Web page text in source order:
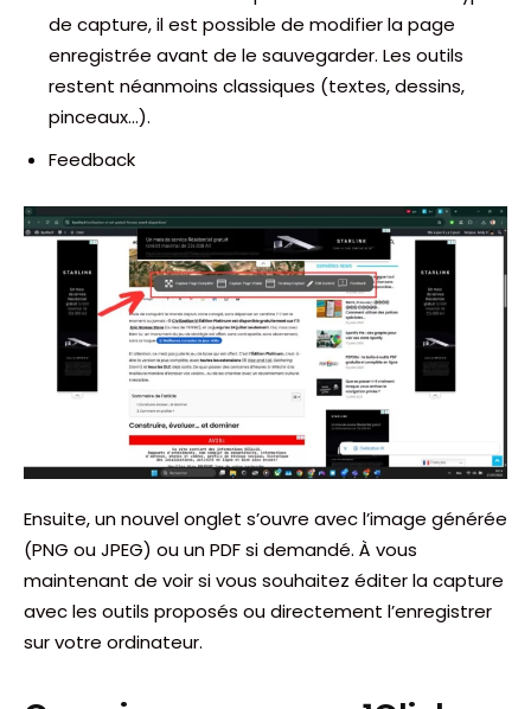
de capture, il est possible de modifier la page
enregistrée avant de le sauvegarder. Les outils
restent néanmoins classiques (textes, dessins,
pinceaux…).
Feedback
Ensuite, un nouvel onglet s’ouvre avec l’image générée
(PNG ou JPEG) ou un PDF si demandé. À vous
maintenant de voir si vous souhaitez éditer la capture
avec les outils proposés ou directement l’enregistrer
sur votre ordinateur.